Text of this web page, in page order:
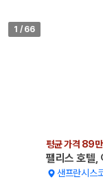
1 / 66
평균 가격 89만
팰리스 호텔,
샌프란시스